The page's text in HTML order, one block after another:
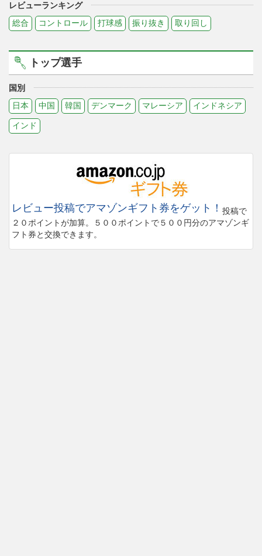
レビューランキング
総合
コントロール 打球感 振り抜き 取り回し
トップ選手
国別
日本
中国 韓国 デンマーク マレーシア インドネシア
インド
レビュー投稿でアマゾンギフト券をゲット！ 投稿で
２０ポイントが加算。５００ポイントで５００円分のアマゾンギ
フト券と交換できます。